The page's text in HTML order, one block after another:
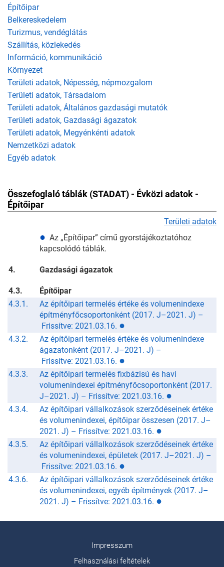
Építőipar
Belkereskedelem
Turizmus, vendéglátás
Szállítás, közlekedés
Információ, kommunikáció
Környezet
Területi adatok, Népesség, népmozgalom
Területi adatok, Társadalom
Területi adatok, Általános gazdasági mutatók
Területi adatok, Gazdasági ágazatok
Területi adatok, Megyénkénti adatok
Nemzetközi adatok
Egyéb adatok
Összefoglaló táblák (STADAT) - Évközi adatok -
Építőipar
Területi adatok
● Az „Építőipar” című gyorstájékoztatóhoz
kapcsolódó táblák.
4. Gazdasági ágazatok
4.3.
Építőipar
4.3.1.
Az építőipari termelés értéke és volumenindexe
építményfőcsoportonként (2017. J–2021. J) –
Frissítve: 2021.03.16. ●
4.3.2.
Az építőipari termelés értéke és volumenindexe
ágazatonként (2017. J–2021. J) –
Frissítve: 2021.03.16. ●
4.3.3.
Az építőipari termelés fixbázisú és havi
volumenindexei építményfőcsoportonként (2017.
J–2021. J) – Frissítve: 2021.03.16. ●
4.3.4.
Az építőipari vállalkozások szerződéseinek értéke
és volumenindexei, építőipar összesen (2017. J–
2021. J) – Frissítve: 2021.03.16. ●
4.3.5.
Az építőipari vállalkozások szerződéseinek értéke
és volumenindexei, épületek (2017. J–2021. J) –
Frissítve: 2021.03.16. ●
4.3.6.
Az építőipari vállalkozások szerződéseinek értéke
és volumenindexei, egyéb építmények (2017. J–
2021. J) – Frissítve: 2021.03.16. ●
Impresszum
Felhasználási feltételek